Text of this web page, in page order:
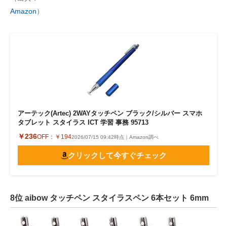
Amazon）
アーテック(Artec) 2WAYタッチペン ブラック/シルバー スマホ
タブレット スタイラス ICT 学習 事務 95713
￥236OFF： ￥1942026/07/15 09:42時点｜Amazon調べ
クリックして今すぐチェック
8位 aibow タッチペン スタイラスペン 6本セット 6mm